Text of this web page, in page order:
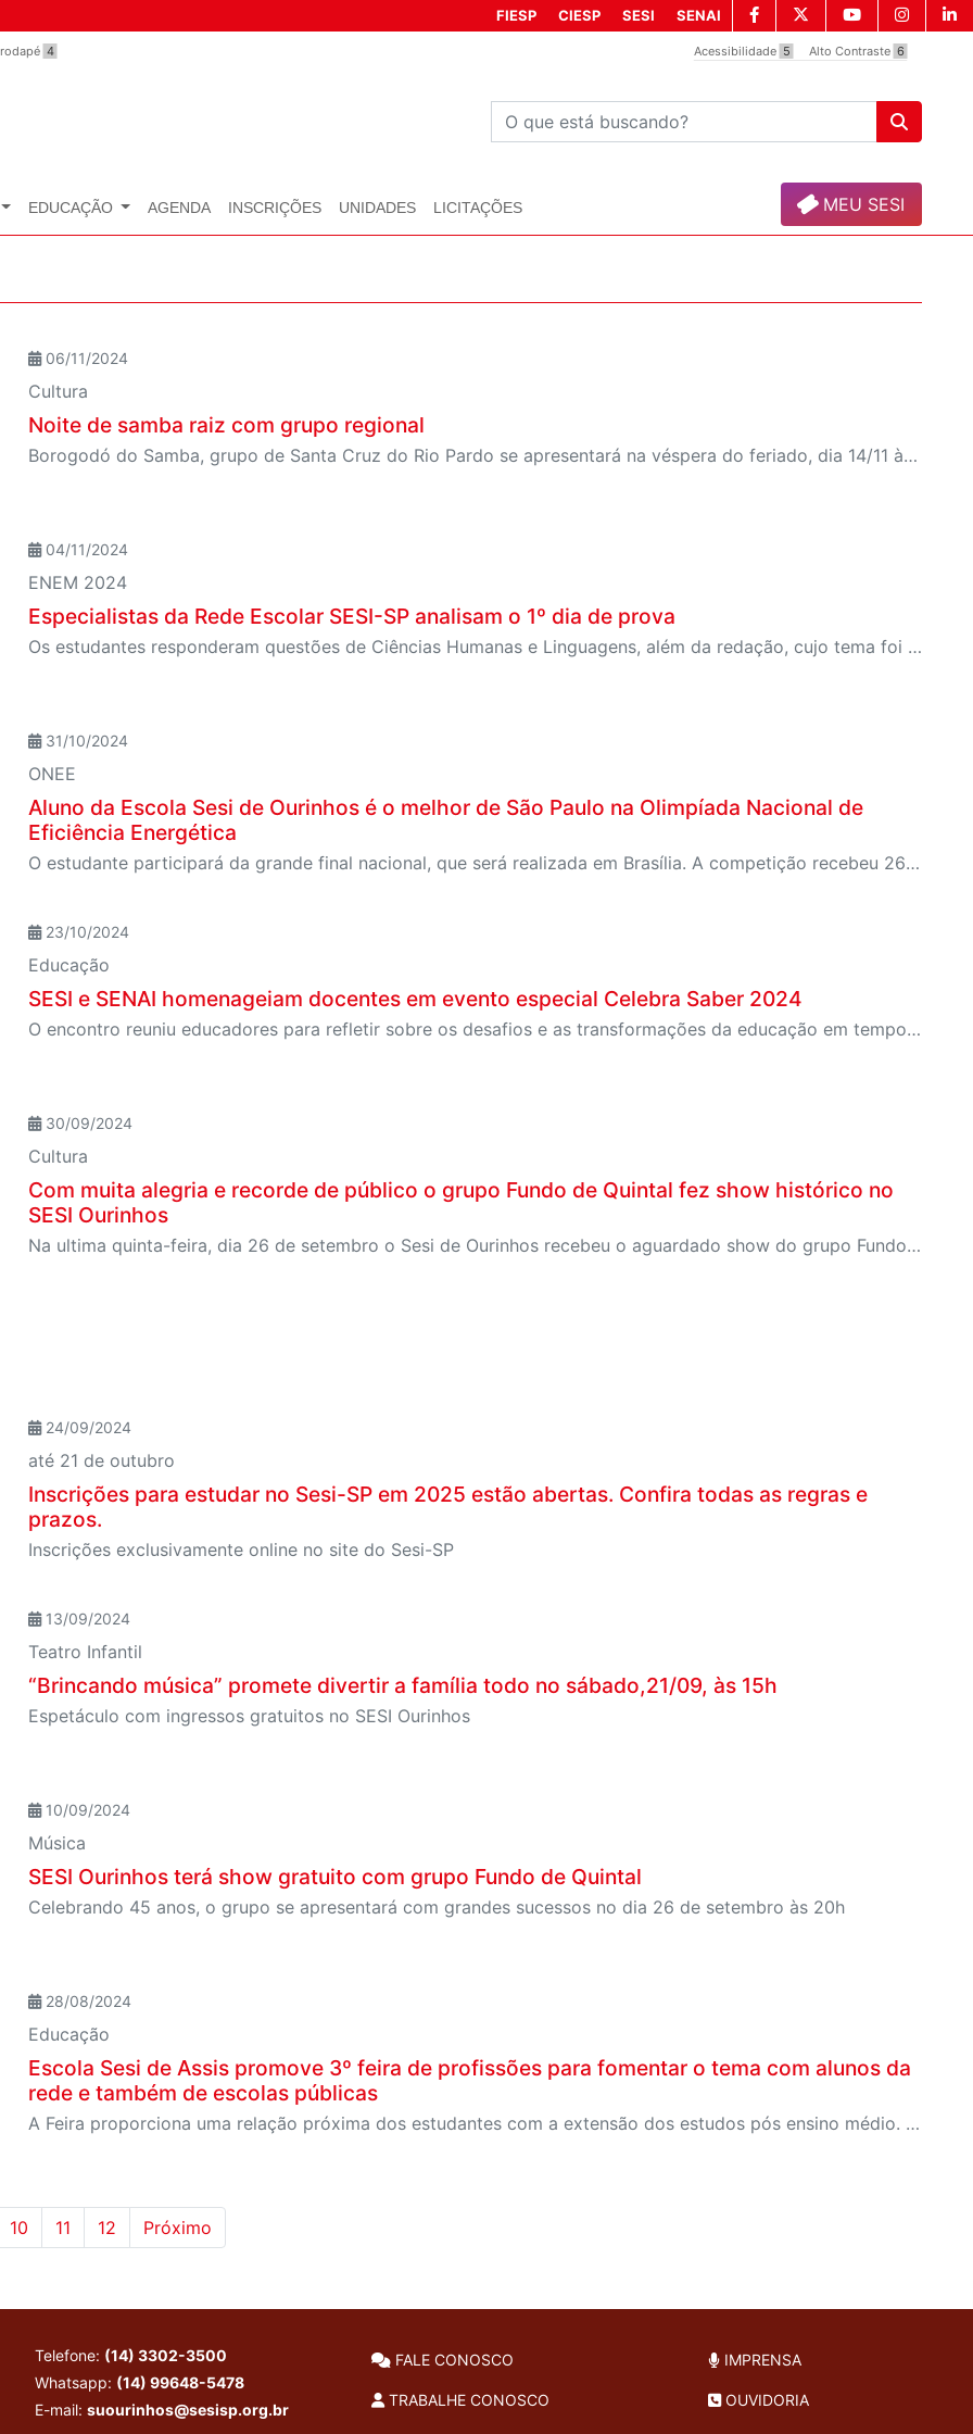
4 Acessibilidade 5 Alto Contraste 6
FIESP CIESP SESI SENAI
EDUCAÇÃO AGENDA INSCRIÇÕES UNIDADES LICITAÇÕES MEU SESI
06/11/2024
Cultura
Noite de samba raiz com grupo regional
Borogodó do Samba, grupo de Santa Cruz do Rio Pardo se apresentará na véspera do feriado, dia 14/11 às 20h
04/11/2024
ENEM 2024
Especialistas da Rede Escolar SESI-SP analisam o 1º dia de prova
Os estudantes responderam questões de Ciências Humanas e Linguagens, além da redação, cujo tema foi “Os desafios para a valorização da herança africana no Brasil”.
31/10/2024
ONEE
Aluno da Escola Sesi de Ourinhos é o melhor de São Paulo na Olimpíada Nacional de
Eficiência Energética
O estudante participará da grande final nacional, que será realizada em Brasília. A competição recebeu 260 mil inscrições de todo o Brasil
23/10/2024
Educação
SESI e SENAI homenageiam docentes em evento especial Celebra Saber 2024
O encontro reuniu educadores para refletir sobre os desafios e as transformações da educação em tempos de inovação tecnológica
30/09/2024
Cultura
Com muita alegria e recorde de público o grupo Fundo de Quintal fez show histórico no
SESI Ourinhos
Na ultima quinta-feira, dia 26 de setembro o Sesi de Ourinhos recebeu o aguardado show do grupo Fundo de Quintal.
24/09/2024
até 21 de outubro
Inscrições para estudar no Sesi-SP em 2025 estão abertas. Confira todas as regras e
prazos.
Inscrições exclusivamente online no site do Sesi-SP
13/09/2024
Teatro Infantil
“Brincando música” promete divertir a família todo no sábado,21/09, às 15h
Espetáculo com ingressos gratuitos no SESI Ourinhos
10/09/2024
Música
SESI Ourinhos terá show gratuito com grupo Fundo de Quintal
Celebrando 45 anos, o grupo se apresentará com grandes sucessos no dia 26 de setembro às 20h
28/08/2024
Educação
Escola Sesi de Assis promove 3º feira de profissões para fomentar o tema com alunos da
rede e também de escolas públicas
A Feira proporciona uma relação próxima dos estudantes com a extensão dos estudos pós ensino médio. Portanto, agrega na construção real do projeto vida dos estudantes.
10 11 12 Próximo
Telefone: (14) 3302-3500
Whatsapp: (14) 99648-5478
E-mail:suourinhos@sesisp.org.br
FALE CONOSCO
TRABALHE CONOSCO
IMPRENSA
OUVIDORIA